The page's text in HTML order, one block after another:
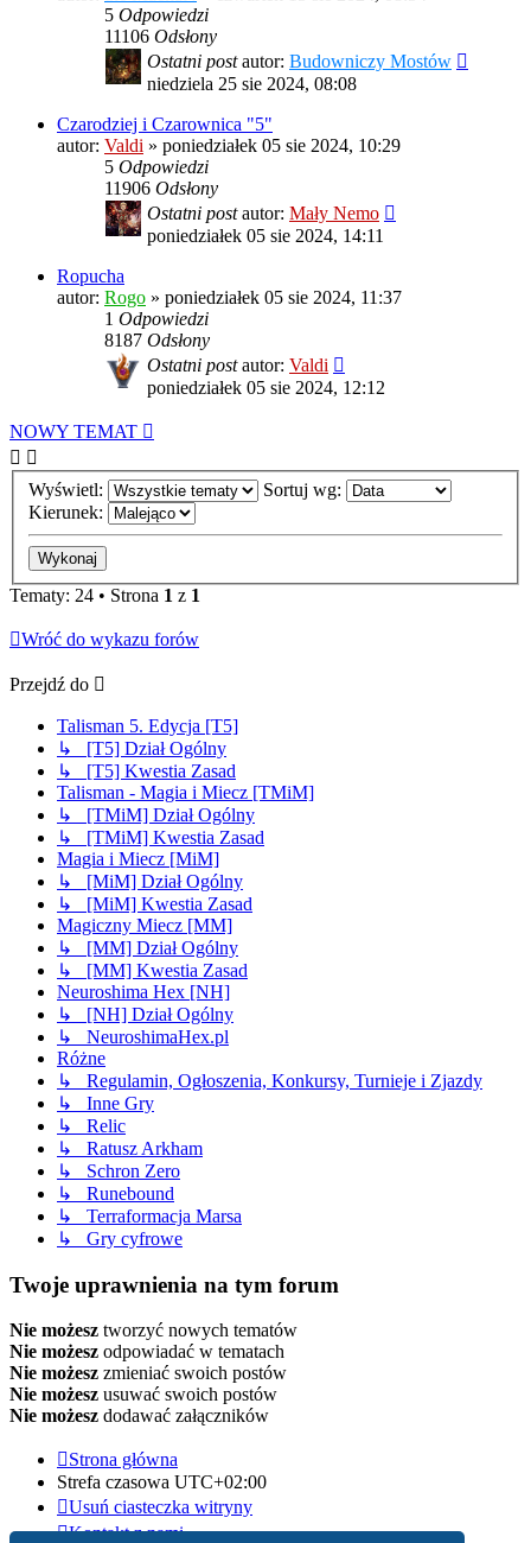
5 Odpowiedzi
11106 Odsłony
Ostatni postautor: Budowniczy Mostów
niedziela 25 sie 2024, 08:08
Czarodziej i Czarownica "5"
autor: Valdi » poniedziałek 05 sie 2024, 10:29
5 Odpowiedzi
11906 Odsłony
Ostatni postautor: Mały Nemo
poniedziałek 05 sie 2024, 14:11
Ropucha
autor: Rogo » poniedziałek 05 sie 2024, 11:37
1 Odpowiedzi
8187 Odsłony
Ostatni postautor: Valdi
poniedziałek 05 sie 2024, 12:12
NOWY TEMAT
Wyświetl:
Sortuj wg:
Kierunek:
Tematy: 24 • Strona 1 z 1
Wróć do wykazu forów
Przejdź do
Talisman 5. Edycja [T5]
↳ [T5] Dział Ogólny
↳ [T5] Kwestia Zasad
Talisman - Magia i Miecz [TMiM]
↳ [TMiM] Dział Ogólny
↳ [TMiM] Kwestia Zasad
Magia i Miecz [MiM]
↳ [MiM] Dział Ogólny
↳ [MiM] Kwestia Zasad
Magiczny Miecz [MM]
↳ [MM] Dział Ogólny
↳ [MM] Kwestia Zasad
Neuroshima Hex [NH]
↳ [NH] Dział Ogólny
↳ NeuroshimaHex.pl
Różne
↳ Regulamin, Ogłoszenia, Konkursy, Turnieje i Zjazdy
↳ Inne Gry
↳ Relic
↳ Ratusz Arkham
↳ Schron Zero
↳ Runebound
↳ Terraformacja Marsa
↳ Gry cyfrowe
Twoje uprawnienia na tym forum
Nie możesz tworzyć nowych tematów
Nie możesz odpowiadać w tematach
Nie możesz zmieniać swoich postów
Nie możesz usuwać swoich postów
Nie możesz dodawać załączników
Strona główna
Strefa czasowa UTC+02:00
Usuń ciasteczka witryny
Kontakt z nami